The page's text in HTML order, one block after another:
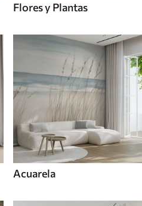
Flores y Plantas
Acuarela